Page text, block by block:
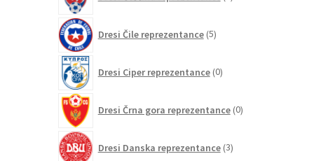
Dresi Čile reprezentance 5izdelkov
Dresi Ciper reprezentance 0izdelkov
Dresi Črna gora reprezentance 0izdelkov
Dresi Danska reprezentance 3izdelki